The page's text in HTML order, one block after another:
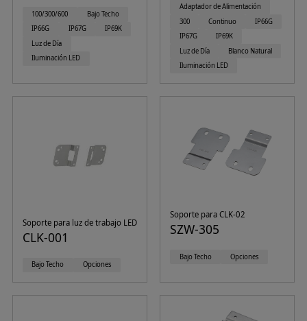
100/300/600
Bajo Techo
IP66G
IP67G
IP69K
Luz de Día
Iluminación LED
Adaptador de Alimentación
300
Continuo
IP66G
IP67G
IP69K
Luz de Día
Blanco Natural
Iluminación LED
Soporte para luz de trabajo LED
CLK-001
Bajo Techo Opciones
Soporte para CLK-02
SZW-305
Bajo Techo Opciones